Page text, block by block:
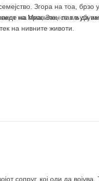
Згора на тоа, брзо
на Миа, Зак, се вљубува
на правилен пат и да
на нивните животи.
сопруг, кој оди да